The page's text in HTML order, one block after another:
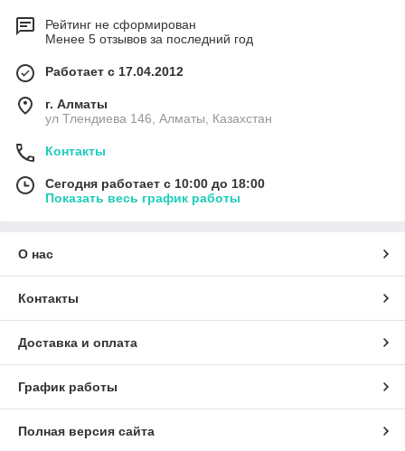
Рейтинг не сформирован
Менее 5 отзывов за последний год
Работает с 17.04.2012
г. Алматы
ул Тлендиева 146, Алматы, Казахстан
Контакты
Сегодня работает с 10:00 до 18:00
Показать весь график работы
О нас
Контакты
Доставка и оплата
График работы
Полная версия сайта